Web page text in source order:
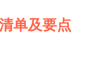
单及要点